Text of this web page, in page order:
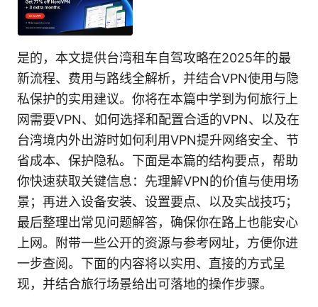
是的，本文提供台湾租车自驾攻略在2025年的最
新流程、费用与路线全解析，并结合VPN使用与隐
私保护的实用建议。你将在本篇中学到为何旅行上
网需要VPN、如何选择和配置合适的VPN、以及在
台湾境内外出游时如何利用VPN提升网络安全、节
省成本、保护隐私。下面是本篇的结构要点，帮助
你快速获取关键信息：先理解VPN的价值与使用场
景；再进入设备安装、设置要点、以及实战技巧；
最后整理出常见问题解答，确保你在路上也能安心
上网。附带一些公开的资源与参考网址，方便你进
一步查阅。下面的内容将以实用、直接的方式呈
现，并结合旅行场景给出可落地的操作步骤。